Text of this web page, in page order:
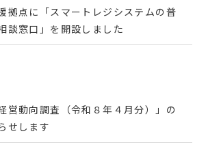
拠点に「スマートレジシステムの普
談窓口」を開設しました
営動向調査（令和８年４月分）」の
せします